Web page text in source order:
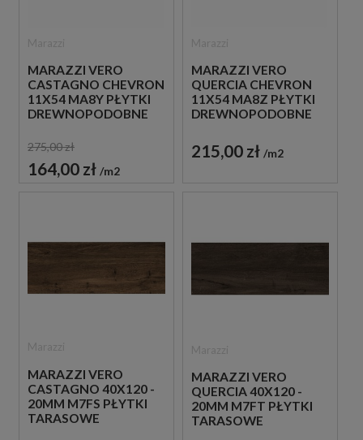
MARAZZI VERO
CASTAGNO CHEVRON
11X54 MA8Y PŁYTKI
DREWNOPODOBNE
275,00 zł
164,00 zł m2
MARAZZI VERO
QUERCIA CHEVRON
11X54 MA8Z PŁYTKI
DREWNOPODOBNE
215,00 zł m2
MARAZZI VERO
CASTAGNO 40X120 -
20MM M7FS PŁYTKI
TARASOWE
MARAZZI VERO
QUERCIA 40X120 -
20MM M7FT PŁYTKI
TARASOWE